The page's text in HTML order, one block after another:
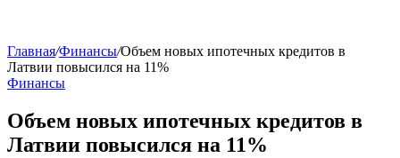
Главная/Финансы/Объем новых ипотечных кредитов в
Латвии повысился на 11%
Финансы
Объем новых ипотечных кредитов в
Латвии повысился на 11%